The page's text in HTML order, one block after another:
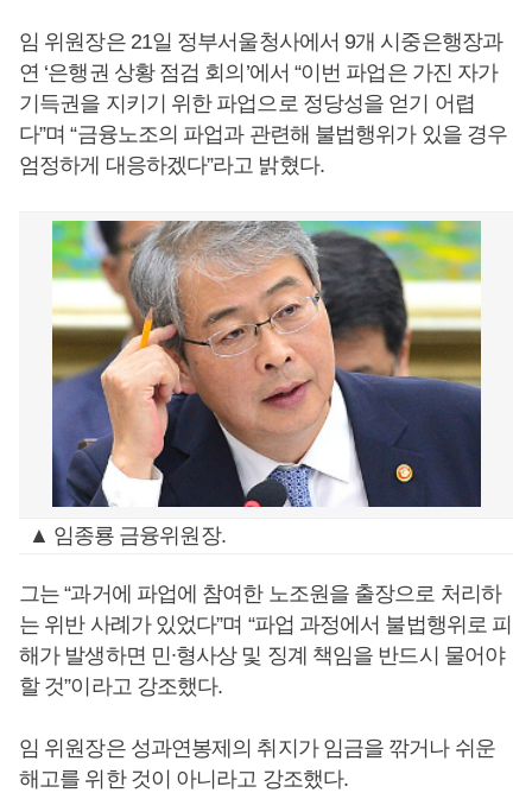
임 위원장은 21일 정부서울청사에서 9개 시중은행장과
연 ‘은행권 상황 점검 회의’에서 “이번 파업은 가진 자가
기득권을 지키기 위한 파업으로 정당성을 얻기 어렵
다”며 “금융노조의 파업과 관련해 불법행위가 있을 경우
엄정하게 대응하겠다”라고 밝혔다.
▲ 임종룡 금융위원장.
그는 “과거에 파업에 참여한 노조원을 출장으로 처리하
는 위반 사례가 있었다”며 “파업 과정에서 불법행위로 피
해가 발생하면 민∙형사상 및 징계 책임을 반드시 물어야
할 것”이라고 강조했다.
임 위원장은 성과연봉제의 취지가 임금을 깎거나 쉬운
해고를 위한 것이 아니라고 강조했다.